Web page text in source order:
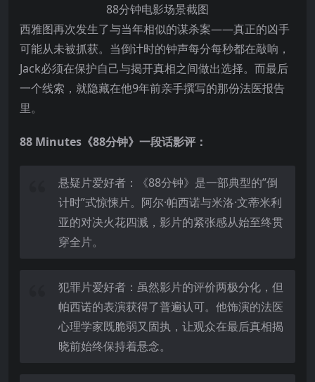
88分钟电影场景截图
西雅图再次发生了与当年相似的谋杀案——真正的凶手
可能从未被抓获。当倒计时的钟声每分每秒都在敲响，
Jack必须在保护自己与揭开真相之间做出选择。而最后
一个线索，就隐藏在他9年前亲手撰写的那份法医报告
里。
88 Minutes《88分钟》一段话影评：
悬疑片爱好者：《88分钟》是一部典型的”倒
计时”式惊悚片。阿尔·帕西诺与米洛·文蒂米利
亚的对决火花四溅，影片的紧张感从始至终贯
穿全片。
犯罪片爱好者：虽然影片的评价两极分化，但
帕西诺的表演获得了普遍认可。他饰演的法医
心理学家既脆弱又固执，让观众在最后真相揭
晓前始终保持着悬念。